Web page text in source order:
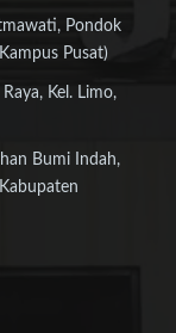
Pondok
Pusat)
Kel. Limo,
Bumi Indah,